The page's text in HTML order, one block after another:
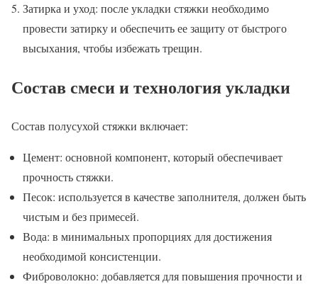
Затирка и уход: после укладки стяжки необходимо
провести затирку и обеспечить ее защиту от быстрого
высыхания, чтобы избежать трещин.
Состав смеси и технология укладки
Состав полусухой стяжки включает:
Цемент: основной компонент, который обеспечивает
прочность стяжки.
Песок: используется в качестве заполнителя, должен быть
чистым и без примесей.
Вода: в минимальных пропорциях для достижения
необходимой консистенции.
Фиброволокно: добавляется для повышения прочности и